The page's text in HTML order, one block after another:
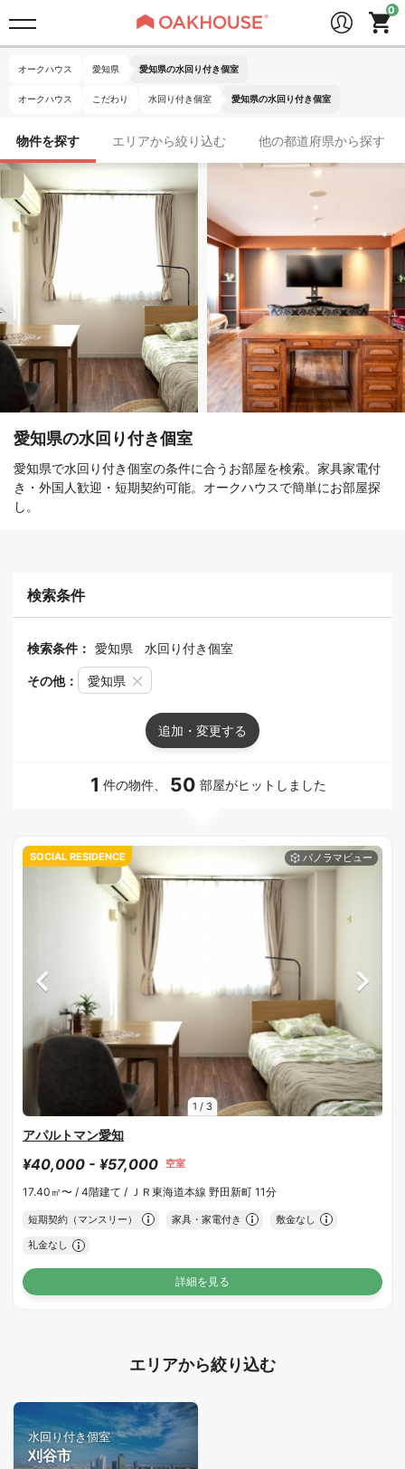
オークハウス 愛知県 愛知県の水回り付き個室
オークハウス こだわり 水回り付き個室 愛知県の水回り付き個室
物件を探す エリアから絞り込む 他の都道府県から探す
愛知県の水回り付き個室
愛知県で水回り付き個室の条件に合うお部屋を検索。家具家電付
き・外国人歓迎・短期契約可能。オークハウスで簡単にお部屋探
し。
検索条件
検索条件： 愛知県 水回り付き個室
その他： 愛知県
追加・変更する
1 件の物件、 50 部屋がヒットしました
1 / 3
SOCIAL RESIDENCE
アパルトマン愛知
¥40,000 - ¥57,000 空室
17.40㎡〜 / 4階建て / ＪＲ東海道本線 野田新町 11分
短期契約（マンスリー） 家具・家電付き 敷金なし
礼金なし
詳細を見る
エリアから絞り込む
水回り付き個室
刈谷市